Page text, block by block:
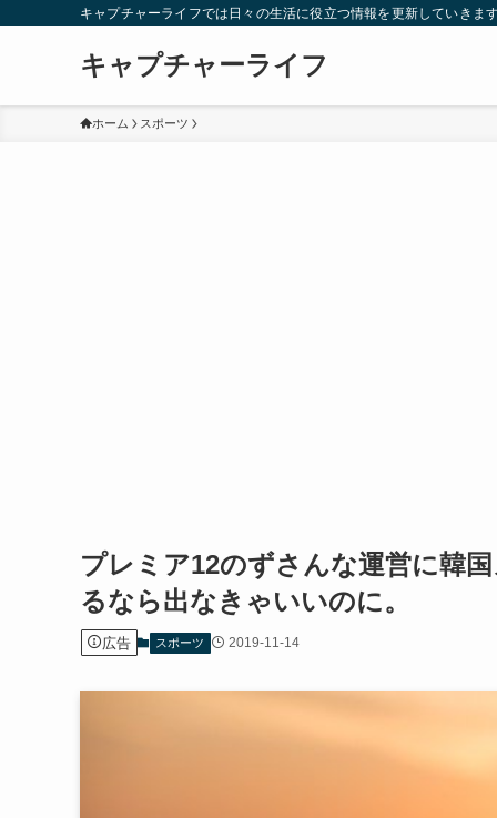
キャプチャーライフでは日々の生活に役立つ情報を更新していき
キャプチャーライフ
ホーム スポーツ
プレミア12のずさんな運営に韓
るなら出なきゃいいのに。
広告 スポーツ 2019-11-14